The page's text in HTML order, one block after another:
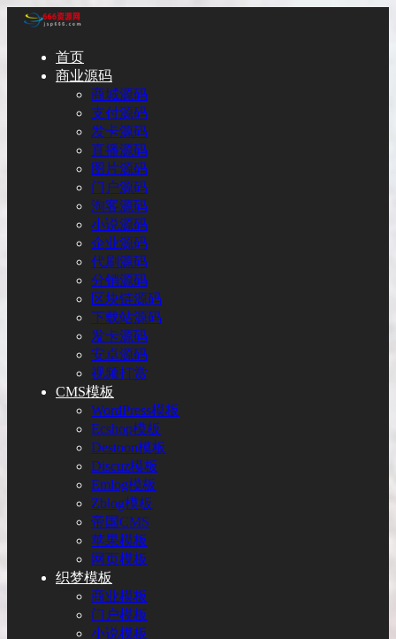
首页
商业源码
商城源码
支付源码
发卡源码
直播源码
图片源码
门户源码
淘客源码
小说源码
企业源码
代刷源码
分销源码
区块链源码
下载站源码
发卡源码
安卓源码
视频打赏
CMS模板
WordPress模板
Ecshop模板
Destoon模板
Discuz模板
Emlog模板
Zblog模板
帝国CMS
苹果模板
网页模板
织梦模板
商业模板
门户模板
小说模板